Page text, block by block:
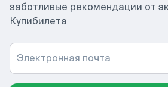
заботливые рекомендации от
Купибилета
Электронная почта